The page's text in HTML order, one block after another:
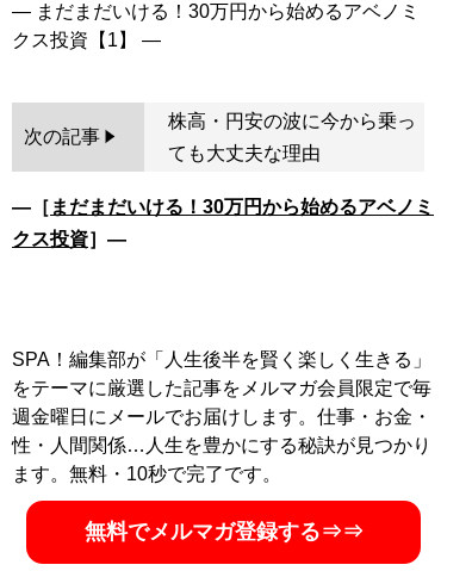
― まだまだいける！30万円から始めるアベノミ
次の記事
株高・円安の波に今から乗っ
ても大丈夫な理由
―［ まだまだいける！30万円から始めるアベノミ
クス投資］―
SPA！編集部が「人生後半を賢く楽しく生きる」
をテーマに厳選した記事をメルマガ会員限定で毎
週金曜日にメールでお届けします。仕事・お金・
性・人間関係…人生を豊かにする秘訣が見つかり
ます。無料・10秒で完了です。
無料でメルマガ登録する⇒⇒